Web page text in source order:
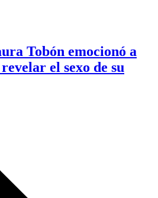
Tobón emocionó a
el sexo de su